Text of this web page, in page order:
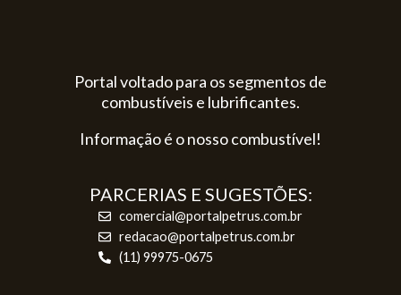
Portal voltado para os segmentos de
combustíveis e lubrificantes.
Informação é o nosso combustível!
PARCERIAS E SUGESTÕES:
comercial@portalpetrus.com.br
redacao@portalpetrus.com.br
(11) 99975-0675